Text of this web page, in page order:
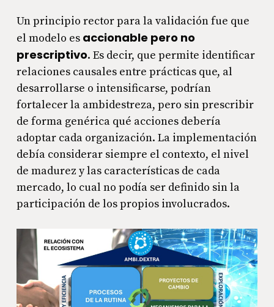
Un principio rector para la validación fue que
el modelo es accionable pero no
prescriptivo. Es decir, que permite identificar
relaciones causales entre prácticas que, al
desarrollarse o intensificarse, podrían
fortalecer la ambidestreza, pero sin prescribir
de forma genérica qué acciones debería
adoptar cada organización. La implementación
debía considerar siempre el contexto, el nivel
de madurez y las características de cada
mercado, lo cual no podía ser definido sin la
participación de los propios involucrados.